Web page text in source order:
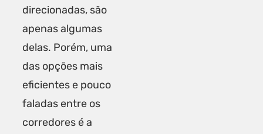
direcionadas, são
apenas algumas
delas. Porém, uma
das opções mais
eficientes e pouco
faladas entre os
corredores é a